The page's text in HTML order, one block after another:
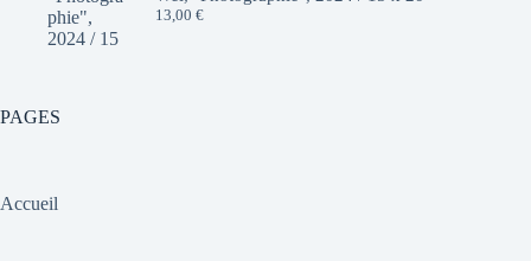
13,00 €
PAGES
Accueil